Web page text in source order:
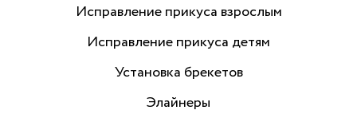
Исправление прикуса взрослым
Исправление прикуса детям
Установка брекетов
Элайнеры